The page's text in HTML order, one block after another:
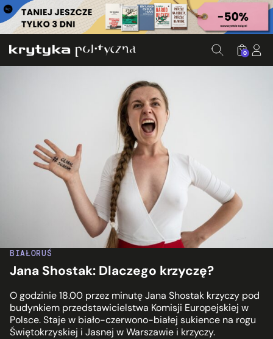
0
BIAŁORUŚ
Jana Shostak: Dlaczego krzyczę?
O godzinie 18.00 przez minutę Jana Shostak krzyczy pod
budynkiem przedstawicielstwa Komisji Europejskiej w
Polsce. Staje w biało-czerwono-białej sukience na rogu
Świętokrzyskiej i Jasnej w Warszawie i krzyczy.